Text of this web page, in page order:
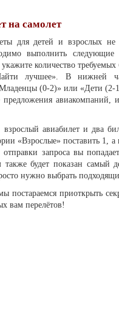
на самолет
для детей и взрослых не
выполнить
количество
лучшее». В нижней
(0-2)» или «Дети
авиакомпаний,
взрослый авиабилет и два
«Взрослые» поставить 1,
запроса вы
также будет показан
нужно выбрать
постараемся приоткрыть
вам перелётов!